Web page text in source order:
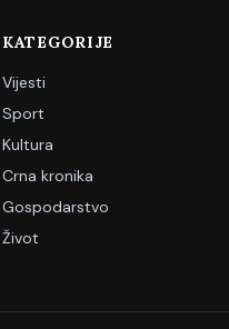
KATEGORIJE
Vijesti
Sport
Kultura
Crna kronika
Gospodarstvo
Život